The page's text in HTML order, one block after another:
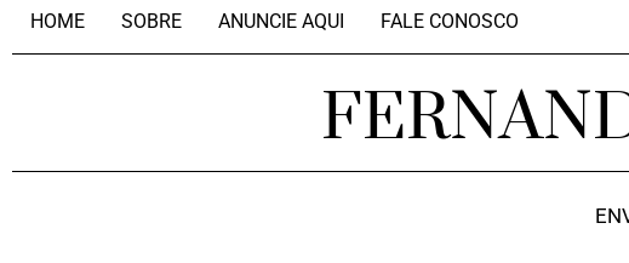
HOME SOBRE ANUNCIE AQUI FALE CONOSCO